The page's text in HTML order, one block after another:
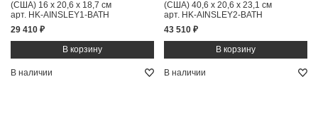
(США) 16 x 20,6 x 18,7 см
арт. HK-AINSLEY1-BATH
29 410 ₽
(США) 40,6 x 20,6 x 23,1 см
арт. HK-AINSLEY2-BATH
43 510 ₽
В наличии В наличии